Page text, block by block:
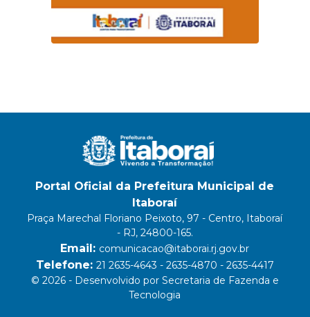
Portal Oficial da Prefeitura Municipal de
Itaboraí
Praça Marechal Floriano Peixoto, 97 - Centro, Itaboraí
- RJ, 24800-165.
Email: comunicacao@itaborai.rj.gov.br
Telefone: 21 2635-4643 - 2635-4870 - 2635-4417
© 2026 - Desenvolvido por Secretaria de Fazenda e
Tecnologia